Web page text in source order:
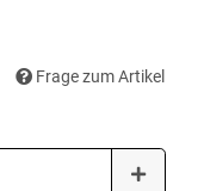
Frage zum Artikel